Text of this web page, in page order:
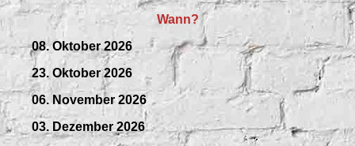
Wann?
08. Oktober 2026
23. Oktober 2026
06. November 2026
03. Dezember 2026